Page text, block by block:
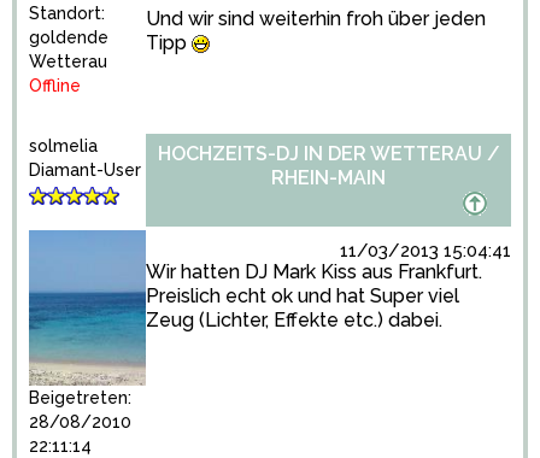
Standort:
goldende
Wetterau
Offline
Und wir sind weiterhin froh über jeden
Tipp
solmelia
Diamant-User
Beigetreten:
28/08/2010
22:11:14
HOCHZEITS-DJ IN DER WETTERAU /
RHEIN-MAIN
11/03/2013 15:04:41
Wir hatten DJ Mark Kiss aus Frankfurt.
Preislich echt ok und hat Super viel
Zeug (Lichter, Effekte etc.) dabei.